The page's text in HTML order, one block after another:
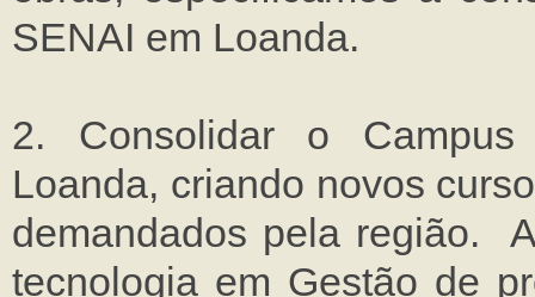
SENAI em Loanda.
2. Consolidar o
Loanda, criando novos
demandados pela região.
tecnologia em Gestão de